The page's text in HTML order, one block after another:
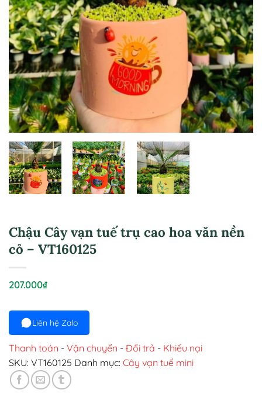
Chậu Cây vạn tuế trụ cao hoa văn nền
cỏ – VT160125
207.000₫
Liên hệ Zalo
Thanh toán - Vận chuyển - Đổi trả - Khiếu nại
SKU: VT160125 Danh mục: Cây vạn tuế mini